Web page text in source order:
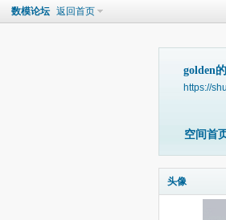
数模论坛 返回首页
golden
https://
空间首
头像